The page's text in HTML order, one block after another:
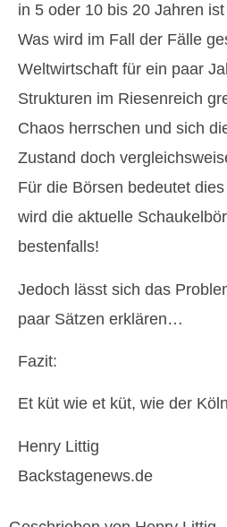
in 5 oder 10 bis 20 Jahren
Was wird im Fall der Fälle
Weltwirtschaft für ein paar
Strukturen im Riesenreich
Chaos herrschen und sich
Zustand doch
Für die Börsen bedeutet
wird die aktuelle
bestenfalls!
Jedoch lässt sich das
paar Sätzen erklären…
Fazit:
Et küt wie et küt, wie der
Henry Littig
Backstagenews.de